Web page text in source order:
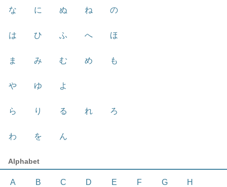
な に ぬ ね の
は ひ ふ へ ほ
ま み む め も
や ゆ よ
ら り る れ ろ
わ を ん
Alphabet
A B C D E F G H